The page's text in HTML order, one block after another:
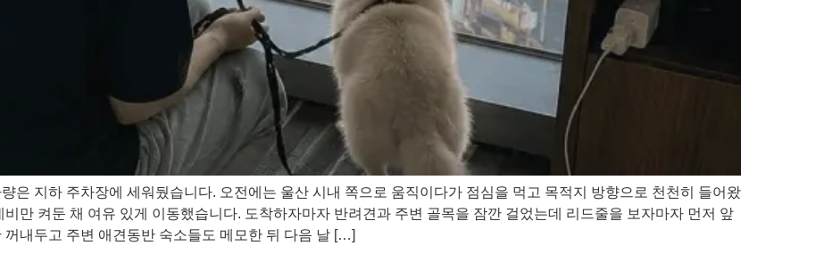
은 지하 주차장에 세워뒀습니다. 오전에는 울산 시내 쪽으로 움직이다가 점심을 먹고 목적지 방향으로 천천히 들어왔
만 켜둔 채 여유 있게 이동했습니다. 도착하자마자 반려견과 주변 골목을 잠깐 걸었는데 리드줄을 보자마자 먼저 앞
내두고 주변 애견동반 숙소들도 메모한 뒤 다음 날 […]